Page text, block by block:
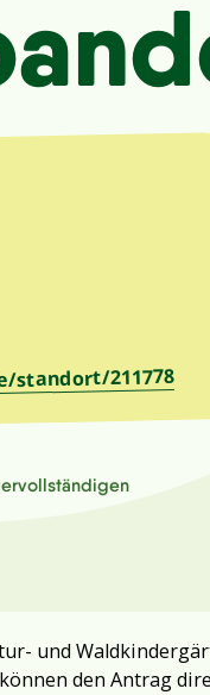
standort/211778
und
den Antrag